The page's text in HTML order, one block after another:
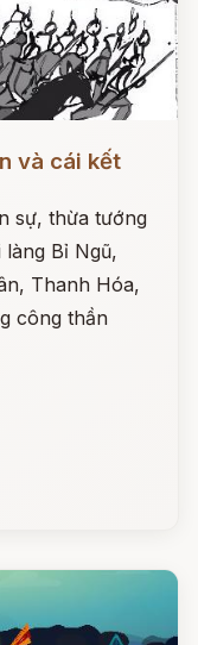
và cái kết
sự, thừa tướng
làng Bỉ Ngũ,
Thanh Hóa,
công thần